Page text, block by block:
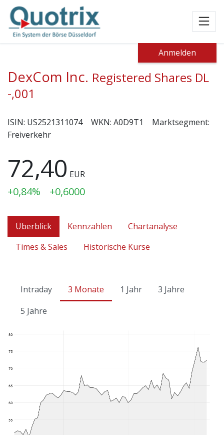
Anmelden
DexCom Inc. Registered Shares DL
-,001
ISIN: US2521311074 WKN: A0D9T1
Marktsegment:
Freiverkehr
72,40 EUR
+0,84% +0,6000
Überblick Kennzahlen
Chartanalyse
Times & Sales
Historische Kurse
Intraday 3 Monate 1 Jahr
3 Jahre
5 Jahre